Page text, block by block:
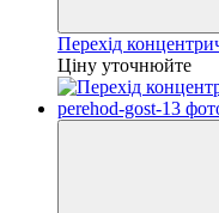
Перехід
Ціну уточнюйте